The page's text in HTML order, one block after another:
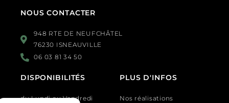
NOUS CONTACTER
948 RTE DE NEUFCHÂTEL
76230 ISNEAUVILLE
06 03 81 34 50
DISPONIBILITÉS
du Lundi au Vendredi
PLUS D'INFOS
Nos réalisations